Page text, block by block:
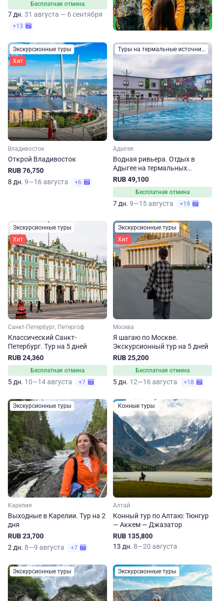
Бесплатная отмена
7 дн. 31 августа — 6 сентября
+13
Экскурсионные туры
Хит
Владивосток
Открой Владивосток
RUB 76,750
8 дн. 9—16 августа +6
Туры на термальные источники
Адыгея
Водная ривьера. Отдых в
Адыгее на термальных
источниках
RUB 49,100
Бесплатная отмена
7 дн. 9—15 августа +19
Экскурсионные туры
Хит
Санкт-Петербург, Петергоф
Классический Санкт-
Петербург. Тур на 5 дней
RUB 24,360
Бесплатная отмена
5 дн. 10—14 августа +7
Экскурсионные туры
Хит
Москва
Я шагаю по Москве.
Экскурсионный тур на 5 дней
RUB 25,200
Бесплатная отмена
5 дн. 12—16 августа +18
Экскурсионные туры
Карелия
Выходные в Карелии. Тур на 2
дня
RUB 23,700
2 дн. 8—9 августа +7
Конные туры
Алтай
Конный тур по Алтаю: Тюнгур
— Аккем — Джазатор
RUB 135,800
13 дн. 8—20 августа
Экскурсионные туры Экскурсионные туры